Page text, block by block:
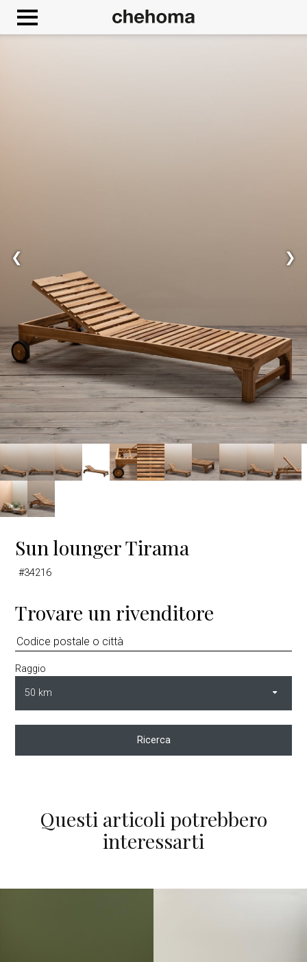
❮ ❯
Sun lounger Tirama
#34216
Trovare un rivenditore
Raggio
Ricerca
Questi articoli potrebbero
interessarti
Google Maps è disattivato
Cookies management panel